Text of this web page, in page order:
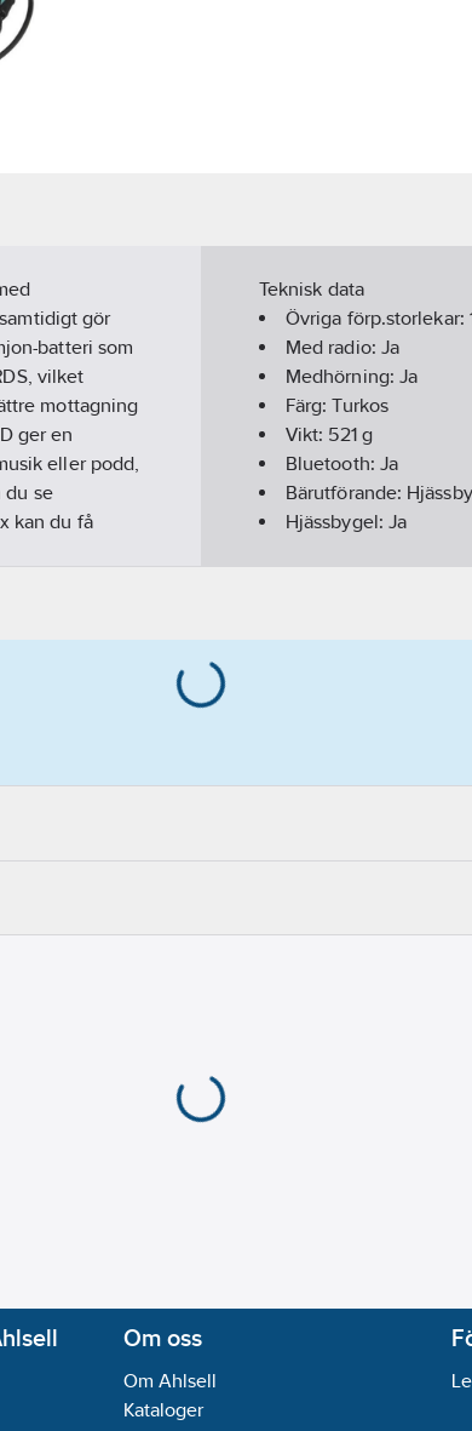
gör
batteri som
vilket
mottagning
ger en
eller podd,
du se
kan du få
Tillverkas i
Teknisk data
Övriga förp.storlekar:
Med radio: Ja
Medhörning: Ja
Färg:Turkos
Vikt: 521g
Bluetooth: Ja
Bärutförande:
Hjässbygel: Ja
Justerbar:Ja
Om oss
Om Ahlsell
Kataloger